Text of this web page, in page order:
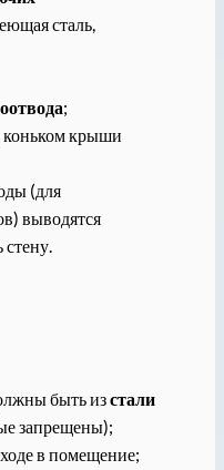
сталь,
;
коньком крыши
(для
выводятся
быть изстали
запрещены);
в помещение;